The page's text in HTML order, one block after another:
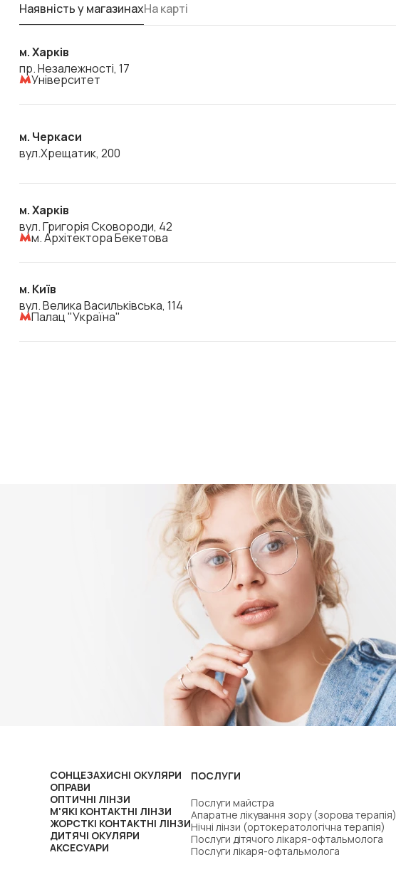
Наявність у магазинахНа карті
м. Харків
пр. Незалежності, 17
Університет
м. Черкаси
вул.Хрещатик, 200
м. Харків
вул. Григорія Сковороди, 42
м. Архітектора Бекетова
м. Київ
вул. Велика Васильківська, 114
Палац "Україна"
СОНЦЕЗАХИСНІ ОКУЛЯРИ
ОПРАВИ
ОПТИЧНІ ЛІНЗИ
М'ЯКІ КОНТАКТНІ ЛІНЗИ
ЖОРСТКІ КОНТАКТНІ ЛІНЗИ
ДИТЯЧІ ОКУЛЯРИ
АКСЕСУАРИ
ПОСЛУГИ
Послуги майстра
Апаратне лікування зору (зорова терапія)
Нічні лінзи (ортокератологічна терапія)
Послуги дітячого лікаря-офтальмолога
Послуги лікаря-офтальмолога